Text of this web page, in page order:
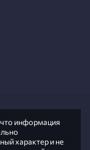
информация
характер и не